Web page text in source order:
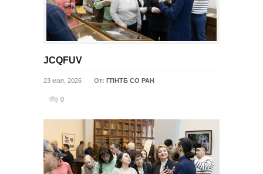
JCQFUV
23 мая, 2026 От: ГПНТБ СО РАН
0